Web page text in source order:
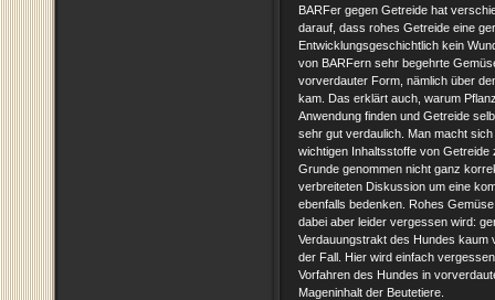
BARFer gegen Getreide hat
darauf, dass rohes Getreide eine
Entwicklungsgeschichtlich kein
von BARFern sehr begehrte
vorverdauter Form, nämlich über
kam. Das erklärt auch, warum
Anwendung finden und Getreide
sehr gut verdaulich. Man macht
wichtigen Inhaltsstoffe von
Grunde genommen nicht ganz
verbreiteten Diskussion um eine
ebenfalls bedenken. Rohes
dabei aber leider vergessen wird:
Verdauungstrakt des Hundes kaum
der Fall. Hier wird einfach
Vorfahren des Hundes in
Mageninhalt der Beutetiere.